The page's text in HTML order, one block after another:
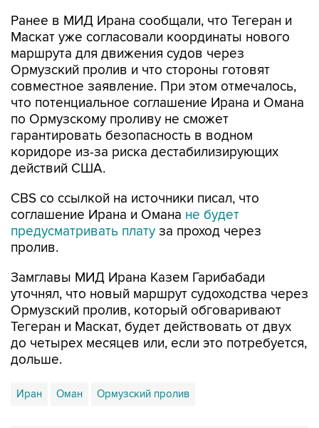
Ранее в МИД Ирана сообщали, что Тегеран и
Маскат уже согласовали координаты нового
маршрута для движения судов через
Ормузский пролив и что стороны готовят
совместное заявление. При этом отмечалось,
что потенциальное соглашение Ирана и Омана
по Ормузскому проливу не сможет
гарантировать безопасность в водном
коридоре из-за риска дестабилизирующих
действий США.
CBS со ссылкой на источники писал, что
соглашение Ирана и Омана не будет
предусматривать плату за проход через
пролив.
Замглавы МИД Ирана Казем Гарибабади
уточнял, что новый маршрут судоходства через
Ормузский пролив, который обговаривают
Тегеран и Маскат, будет действовать от двух
до четырех месяцев или, если это потребуется,
дольше.
Иран Оман Ормузский пролив